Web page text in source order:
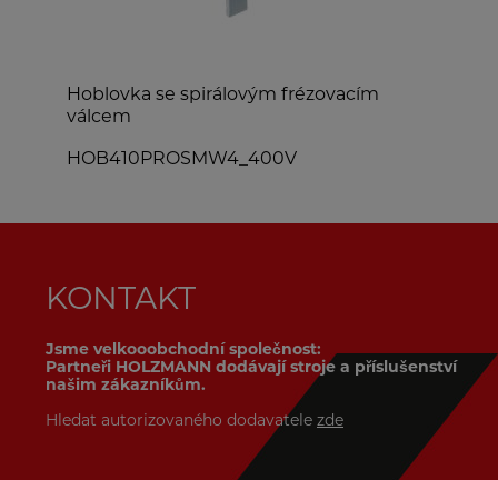
Hoblovka se spirálovým frézovacím
válcem
HOB410PROSMW4_400V
KONTAKT
Jsme velkooobchodní společnost:
Partneři HOLZMANN dodávají stroje a příslušenství
našim zákazníkům.
Hledat autorizovaného dodavatele zde